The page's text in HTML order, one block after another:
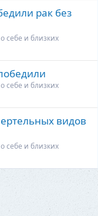
рак без
себе и близких
себе и близких
видов
себе и близких